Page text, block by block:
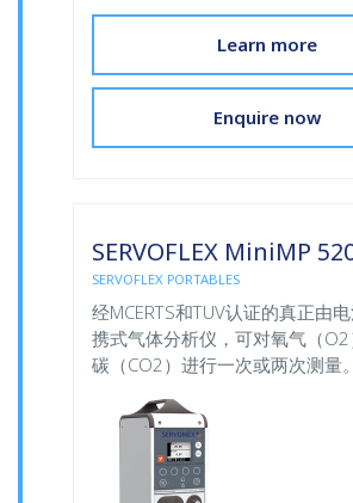
Learn more
Enquire now
SERVOFLEX MiniMP
SERVOFLEX PORTABLES
经MCERTS和TUV认证的真正由
携式气体分析仪，可对氧气（
碳（CO2）进行一次或两次测量。